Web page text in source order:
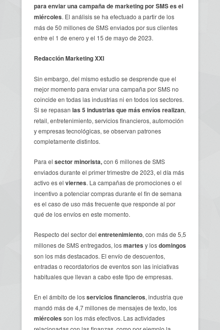
para enviar una campaña de marketing por SMS es el
miércoles. El análisis se ha efectuado a partir de los
más de 50 millones de SMS enviados por sus clientes
entre el 1 de enero y el 15 de mayo de 2023.
Redacción Marketing XXI
Sin embargo, del mismo estudio se desprende que el
mejor momento para enviar una campaña por SMS no
coincide en todas las industrias ni en todos los sectores.
Si se repasan las 5 industrias que más envíos realizan,
retail, entretenimiento, servicios financieros, automoción
y empresas tecnológicas, se observan patrones
completamente distintos.
Para el sector minorista,con 6 millones de SMS
enviados durante el primer trimestre de 2023, el día más
activo es el viernes. La campañas de promociones o el
incentivo a potenciar compras durante el fin de semana
es el caso de uso más frecuente que responde al por
qué de los envíos en este momento.
Respecto del sector del entretenimiento, con más de 5,5
millones de SMS entregados, losmartes y losdomingos
son los más destacados. El envío de descuentos,
entradas o recordatorios de eventos son las iniciativas
habituales que llevan a cabo este tipo de empresas.
En el ámbito de losservicios financieros, industria que
mandó más de 4,7 millones de mensajes de texto, los
miércoles son los más efectivos. Las actividades